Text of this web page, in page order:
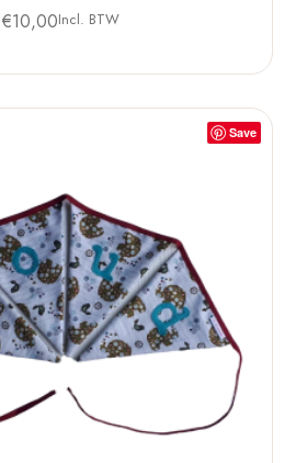
€10,00Incl. BTW
Save